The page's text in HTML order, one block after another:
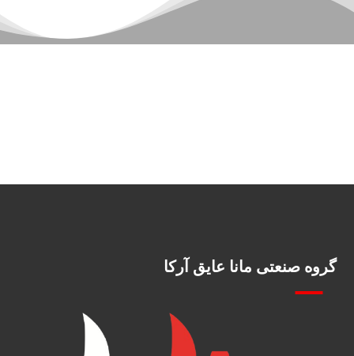
گروه صنعتی مانا عایق آرکا